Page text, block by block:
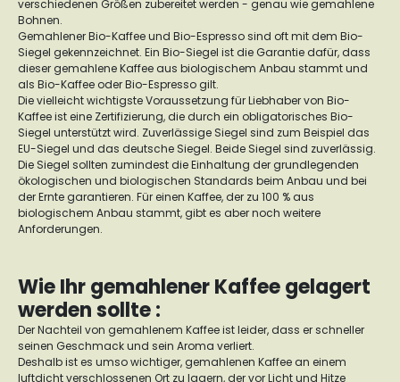
verschiedenen Größen zubereitet werden - genau wie gemahlene
Bohnen.
Gemahlener Bio-Kaffee und Bio-Espresso sind oft mit dem Bio-
Siegel gekennzeichnet. Ein Bio-Siegel ist die Garantie dafür, dass
dieser gemahlene Kaffee aus biologischem Anbau stammt und
als Bio-Kaffee oder Bio-Espresso gilt.
Die vielleicht wichtigste Voraussetzung für Liebhaber von Bio-
Kaffee ist eine Zertifizierung, die durch ein obligatorisches Bio-
Siegel unterstützt wird. Zuverlässige Siegel sind zum Beispiel das
EU-Siegel und das deutsche Siegel. Beide Siegel sind zuverlässig.
Die Siegel sollten zumindest die Einhaltung der grundlegenden
ökologischen und biologischen Standards beim Anbau und bei
der Ernte garantieren. Für einen Kaffee, der zu 100 % aus
biologischem Anbau stammt, gibt es aber noch weitere
Anforderungen.
Wie Ihr gemahlener Kaffee gelagert
werden sollte :
Der Nachteil von gemahlenem Kaffee ist leider, dass er schneller
seinen Geschmack und sein Aroma verliert.
Deshalb ist es umso wichtiger, gemahlenen Kaffee an einem
luftdicht verschlossenen Ort zu lagern, der vor Licht und Hitze